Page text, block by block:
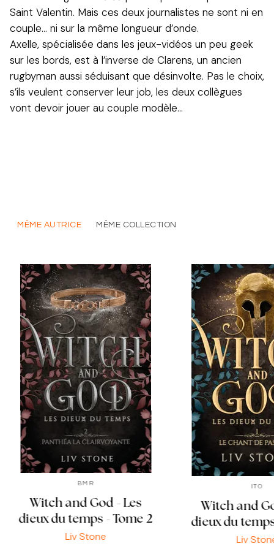
Saint Valentin. Mais ces deux journalistes ne sont ni en
couple… ni sur la même longueur d’onde.
Axelle, spécialisée dans les jeux-vidéos un peu geek
sur les bords, est à l’inverse de Clarens, un ancien
rugbyman aussi séduisant que désinvolte. Pas le choix,
s’ils veulent conserver leur job, les deux collègues
vont devoir jouer au couple modèle…
MÊME AUTRICE MÊME COLLECTION
BMR
Witch and God - Les
dieux du temps - Tome 2
Liv Stone
ITO
Witch and
dieux du
Liv